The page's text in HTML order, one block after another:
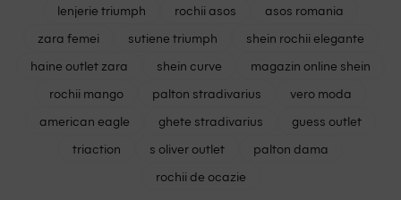
lenjerie triumph
rochii asos
asos romania
zara femei
sutiene triumph
shein rochii elegante
haine outlet zara
shein curve
magazin online shein
rochii mango
palton stradivarius
vero moda
american eagle
ghete stradivarius
guess outlet
triaction
s oliver outlet
palton dama
rochii de ocazie